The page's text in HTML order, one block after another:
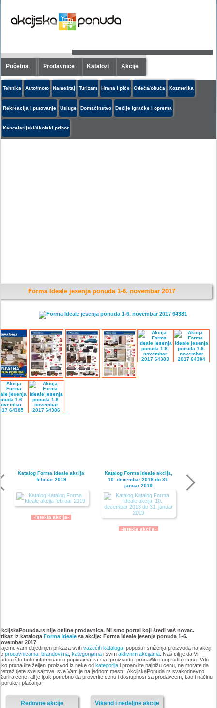
Početna Prodavnice Katalozi Akcije
Tehnika Auto/moto Nameštaj Turizam Hrana i piće Odeća/obuća Kozmetika
Rekreacija i putovanje Usluge Domaćinstvo Dečije igračke i oprema
Kancelarijski/školski pribor
Forma Ideale jesenja ponuda 1-6. novembar 2017
Katalog Forma Ideale akcija
februar 2019
-istekla akcija-
Katalog Forma Ideale akcija,
10. decembar 2018 do 31.
januar 2019
-istekla akcija-
namestaja, akcija 6. novembar
do 9. decembar 2018
-istekla akcija-
oktobar 2018
-istekla akcija-
nije online prodavnica. Mi smo portal koji štedi vaš novac.
iz kataloga Forma Idealesa akcije: Forma Ideale jesenja ponuda 1-6.
2017
vam objedinjen prikaza svih važećih kataloga, popusti i sniženja proizvoda na akciji
prodavnicama, brandovima, kategorijamai svim aktivnim akcijama. Naš cilj je da Vi
što bolje informisani o popustima za sve proizvode, pronađite i uopredite cene. Vrlo
pronađite željeni proizvod iz neke od kategorijai proanđite najnižu cenu, ne morate da
sve sajtove, sve Vam je na jednom mestu. AkcijskaPonuda.rs svakodnevno
cene, ali je ipak potrebno da proverite cenu i dostupnost sa prodavcem, kao i načinu
i plaćanja.
Vikend i nedeljne akcije
Redovne akcije